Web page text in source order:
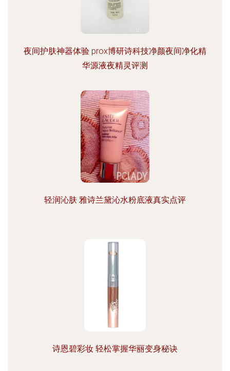
夜间护肤神器体验 prox博研诗科技净颜夜间净化精
华源液夜精灵评测
轻润沁肤 雅诗兰黛沁水粉底液真实点评
诗恩碧彩妆 轻松掌握华丽变身秘诀